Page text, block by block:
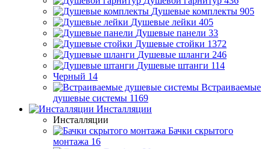
Душевые комплекты 905
Душевые лейки 405
Душевые панели 33
Душевые стойки 1372
Душевые шланги 246
Душевые штанги 114
Черный 14
Встраиваемые
душевые системы 1169
Инсталляции
Инсталляции
Бачки скрытого
монтажа 16